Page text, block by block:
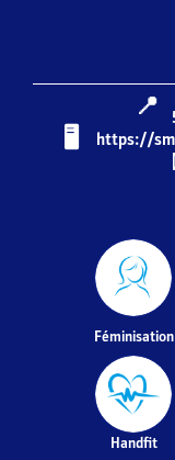
📍
🖥️️️ https://
Féminisation
Handfit